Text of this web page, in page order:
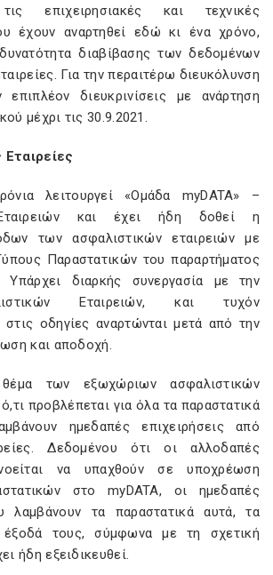
επιχειρησιακές και τεχνικές
έχουν αναρτηθεί εδώ κι ένα χρόνο,
διαβίβασης των δεδομένων
Για την περαιτέρω διευκόλυνση
διευκρινίσεις με ανάρτηση
μέχρι τις 30.9.2021.
λειτουργεί «Ομάδα myDATA» –
και έχει ήδη δοθεί η
των ασφαλιστικών εταιρειών με
Παραστατικών του παραρτήματος
Υπάρχει διαρκής συνεργασία με την
Εταιρειών, και τυχόν
στις οδηγίες αναρτώνται μετά από την
και αποδοχή.
των εξωχώριων ασφαλιστικών
προβλέπεται για όλα τα παραστατικά
ημεδαπές επιχειρήσεις από
Δεδομένου ότι οι αλλοδαπές
να υπαχθούν σε υποχρέωση
στο myDATA, οι ημεδαπές
λαμβάνουν τα παραστατικά αυτά, τα
έξοδά τους, σύμφωνα με τη σχετική
ήδη εξειδικευθεί.